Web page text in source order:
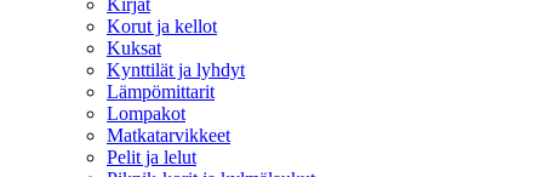
Kirjat
Korut ja kellot
Kuksat
Kynttilät ja lyhdyt
Lämpömittarit
Lompakot
Matkatarvikkeet
Pelit ja lelut